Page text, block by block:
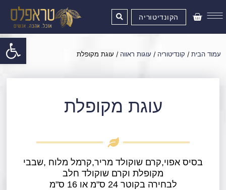
פתח
לתוכן
עגלת
קניות
הקונדיטוריה
עמוד הבית / קונדיטוריה / עוגות ראווה / עוגת מקופלת
עוגת מקופלת
בסיס אפוי,קרם שוקולד מריר,קרמל מלוח ,שבבי
מקופלת וקרם שוקולד חלב
לבחירה בקוטר 24 ס"מ או 16 ס"מ